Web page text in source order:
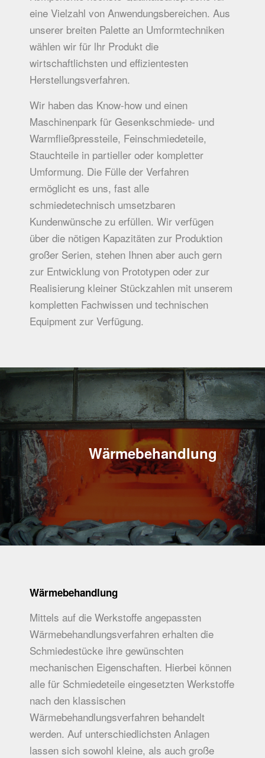
eine Vielzahl von Anwendungsbereichen. Aus
unserer breiten Palette an Umformtechniken
wählen wir für lhr Produkt die
wirtschaftlichsten und effizientesten
Herstellungsverfahren.
Wir haben das Know-how und einen
Maschinenpark für Gesenkschmiede- und
Warmfließpressteile, Feinschmiedeteile,
Stauchteile in partieller oder kompletter
Umformung. Die Fülle der Verfahren
ermöglicht es uns, fast alle
schmiedetechnisch umsetzbaren
Kundenwünsche zu erfüllen. Wir verfügen
über die nötigen Kapazitäten zur Produktion
großer Serien, stehen Ihnen aber auch gern
zur Entwicklung von Prototypen oder zur
Realisierung kleiner Stückzahlen mit unserem
kompletten Fachwissen und technischen
Equipment zur Verfügung.
Wärme­behandlung
Wärme­behandlung
Mittels auf die Werkstoffe angepassten
Wärmebehandlungsverfahren erhalten die
Schmiedestücke ihre gewünschten
mechanischen Eigenschaften. Hierbei können
alle für Schmiedeteile eingesetzten Werkstoffe
nach den klassischen
Wärmebehandlungsverfahren behandelt
werden. Auf unterschiedlichsten Anlagen
lassen sich sowohl kleine, als auch große